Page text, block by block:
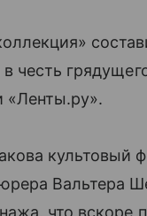
честь
«Ленты.ру».
культовый
Вальтера
что